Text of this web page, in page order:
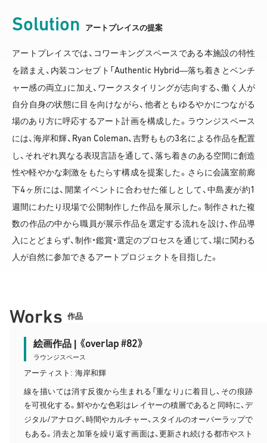
Solution アートプレイスの提案
アートプレイスでは、コワーキングスペースである本施設の特性
を踏まえ、内装コンセプト「 Authentic Hybrid―落ち着きとベンチ
ャー感の両立」に加え、ワークスタイリングが志向する、働く人が
自分自身の状態に目を向けながら、他者ともゆるやかにつながる
場のあり方に呼応するアート計画を構成した。ラウンジスペース
には、海岸和輝、 Ryan Coleman、吉野ももの3名による作品を配置
し、それぞれ異なる表現言語を通して、落ち着きのある空間に創造
性や軽やかな刺激をもたらす構成を提案した。さらに会議室前廊
下4ヶ所には、開業イベントに合わせた催しとして、中島麦が約1
週間にわたり現場で公開制作した作品を展示した。制作された複
数の作品の中から職員が展示作品を選定する流れを設け、作品導
入にとどまらず、制作・鑑賞・選定のプロセスを通じて、場に関わる
人が自然に参加できるアートプロジェクトを目指した。
Works 作品
絵画作品 | 《overlap #82》
ラウンジスペース
アーティスト: 海岸和輝
線を描いては消す反復から生まれる「重なり」に着目し、その痕跡
を可視化する。鮮やかな色彩はレイヤーの積層であると同時に、デ
ジタル/アナログ、時間やカルチャー、スタイルのオーバーラップで
もある。消去と加筆を繰り返す画面は、更新され続ける都市やスト